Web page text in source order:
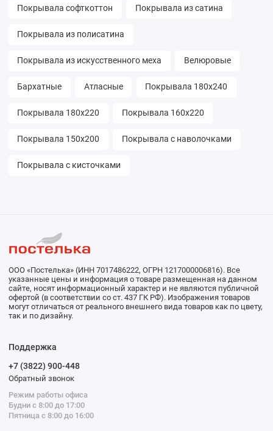
Покрывала софткоттон Покрывала из сатина
Покрывала из полисатина
Покрывала из искусственного меха Велюровые
Бархатные Атласные Покрывала 180х240
Покрывала 180х220 Покрывала 160х220
Покрывала 150х200 Покрывала с наволочками
Покрывала с кисточками
ООО «Постелька» (ИНН 7017486222, ОГРН 1217000006816). Все
указанные цены и информация о товаре размещенная на данном
сайте, носят информационный характер и не являются публичной
офертой (в соответствии со ст. 437 ГК РФ). Изображения товаров
могут отличаться от реального внешнего вида товаров как по цвету,
так и по дизайну.
Поддержка
+7 (3822) 900-448
Обратный звонок
Режим работы офиса
Будни с 8:00 до 17:00
Пятница с 8:00 до 16:00